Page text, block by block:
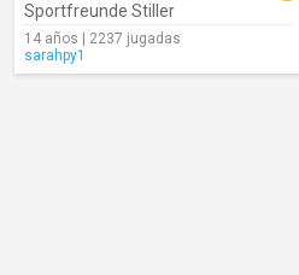
Sportfreunde Stiller
14 años | 2237 jugadas
sarahpy1